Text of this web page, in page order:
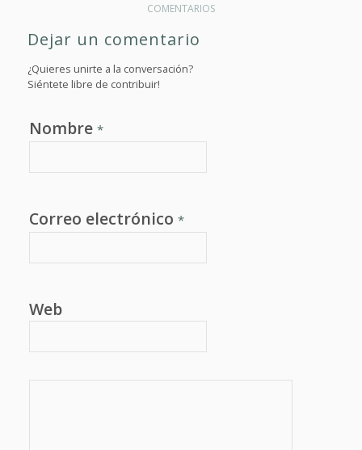
COMENTARIOS
Dejar un comentario
¿Quieres unirte a la conversación?
Siéntete libre de contribuir!
Nombre *
Correo electrónico *
Web